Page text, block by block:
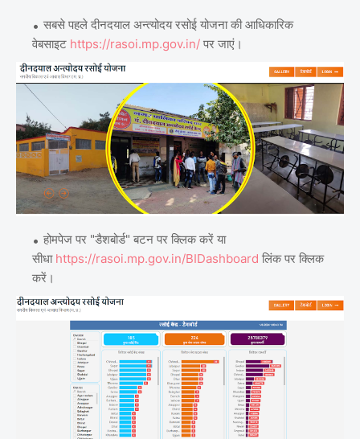
सबसे पहले दीनदयाल अन्त्योदय रसोई योजना की आधिकारिक
वेबसाइट https://rasoi.mp.gov.in/ पर जाएं।
होमपेज पर "डैशबोर्ड" बटन पर क्लिक करें या
सीधा https://rasoi.mp.gov.in/BIDashboard लिंक पर क्लिक
करें।